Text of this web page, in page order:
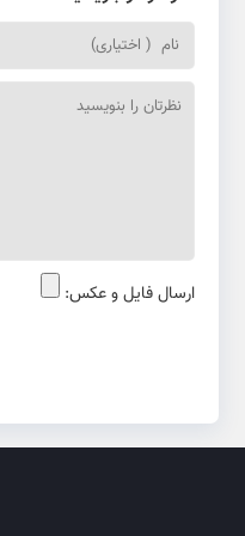
ارسال فایل و عکس: